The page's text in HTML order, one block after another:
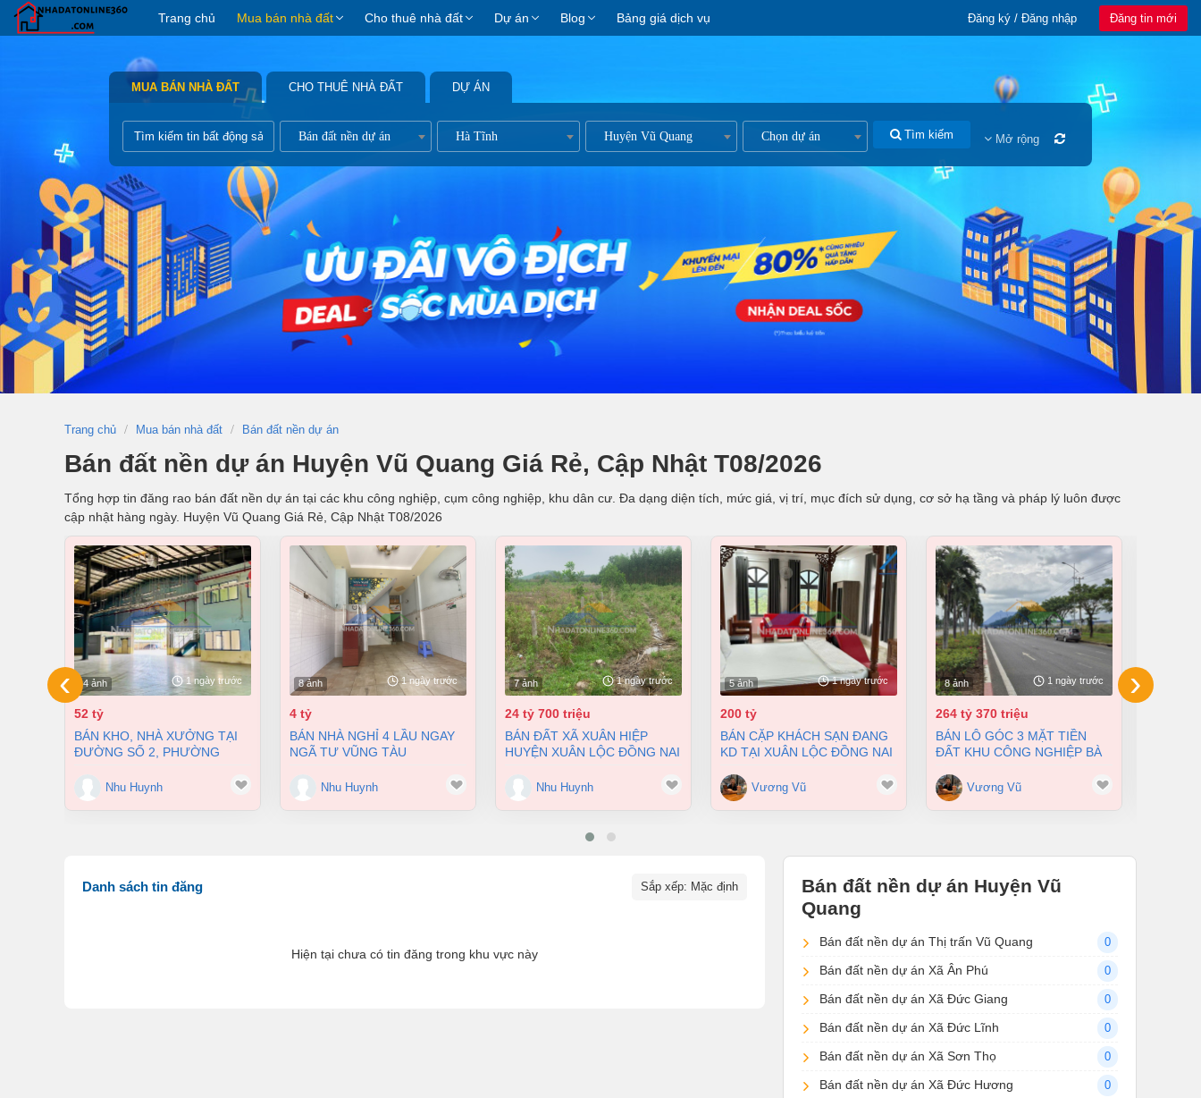
Trang chủ Mua bán nhà đất Cho thuê nhà đất Dự án Blog Bảng giá dịch vụ Đăng ký / Đăng nhập Đăng tin mới
MUA BÁN NHÀ ĐẤT CHO THUÊ NHÀ ĐẤT DỰ ÁN
Bán đất nền dự án Hà Tĩnh Huyện Vũ Quang Chọn dự án Tìm kiếm Mở rộng
Trang chủ Mua bán nhà đất Bán đất nền dự án
Bán đất nền dự án Huyện Vũ Quang Giá Rẻ, Cập Nhật T08/2026
Tổng hợp tin đăng rao bán đất nền dự án tại các khu công nghiệp, cụm công nghiệp, khu dân cư. Đa dạng diện tích, mức giá, vị trí, mục đích sử dụng, cơ sở hạ tầng và pháp lý luôn được
cập nhật hàng ngày. Huyện Vũ Quang Giá Rẻ, Cập Nhật T08/2026
4 ảnh 1 ngày trước
52 tỷ
BÁN KHO, NHÀ XƯỞNG TẠI
ĐƯỜNG SỐ 2, PHƯỜNG
BIÊN HÒA, ĐỒNG NAI GIÁ 52
TỶ
Nhu Huynh
8 ảnh 1 ngày trước
4 tỷ
BÁN NHÀ NGHỈ 4 LẦU NGAY
NGÃ TƯ VŨNG TÀU
ĐỒNG NAI GIÁ CHỈ 4 TỶ
Nhu Huynh
7 ảnh 1 ngày trước
24 tỷ 700 triệu
BÁN ĐẤT XÃ XUÂN HIỆP
HUYỆN XUÂN LỘC ĐỒNG NAI
24,7 TỶNhu Huynh
5 ảnh 1 ngày trước
200 tỷ
BÁN CẶP KHÁCH SẠN ĐANG
KD TẠI XUÂN LỘC ĐỒNG NAI
Vương Vũ
8 ảnh 1 ngày trước
264 tỷ 370 triệu
BÁN LÔ GÓC 3 MẶT TIỀN
ĐẤT KHU CÔNG NGHIỆP BÀ
GIÁ CHỈ 100 ĐÔ/M2
Vương Vũ
‹ ›
Danh sách tin đăng Sắp xếp: Mặc định
Hiện tại chưa có tin đăng trong khu vực này
Bán đất nền dự án Huyện Vũ
Quang
Bán đất nền dự án Thị trấn Vũ Quang 0
Bán đất nền dự án Xã Ân Phú 0
Bán đất nền dự án Xã Đức Giang 0
Bán đất nền dự án Xã Đức Lĩnh 0
Bán đất nền dự án Xã Sơn Thọ 0
Bán đất nền dự án Xã Đức Hương 0